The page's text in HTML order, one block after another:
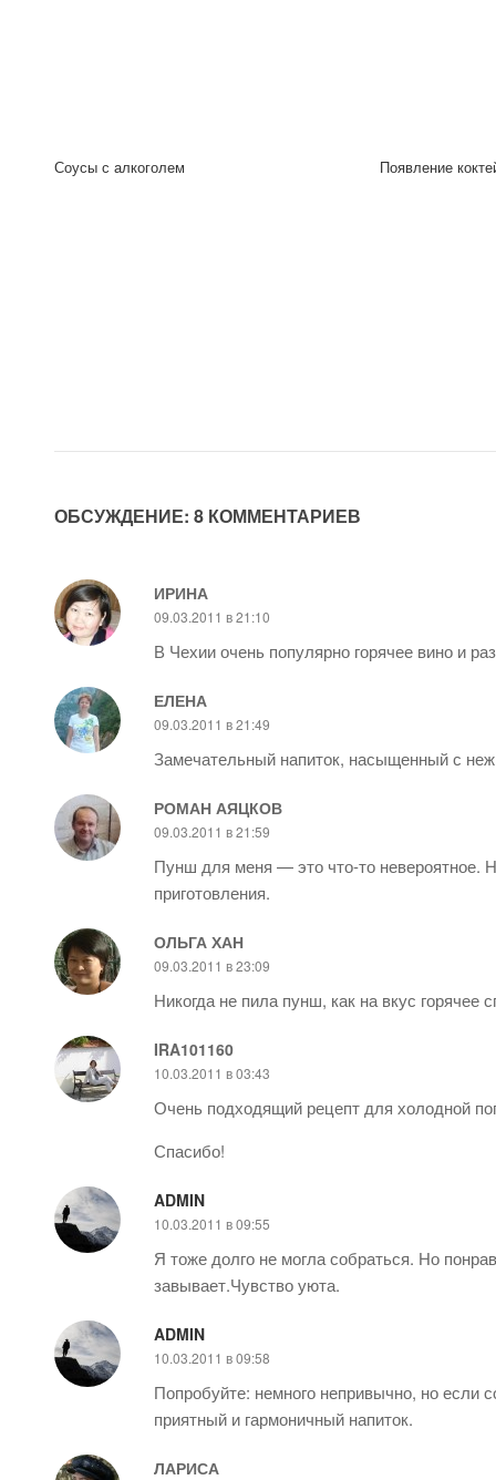
Соусы с алкоголем Появление
ОБСУЖДЕНИЕ: 8 КОММЕНТАРИЕВ
ИРИНА
09.03.2011 в 21:10
В Чехии очень популярно горячее вино и
ЕЛЕНА
09.03.2011 в 21:49
Замечательный напиток, насыщенный с
РОМАН АЯЦКОВ
09.03.2011 в 21:59
Пунш для меня — это что-то невероятное.
приготовления.
ОЛЬГА ХАН
09.03.2011 в 23:09
Никогда не пила пунш, как на вкус горячее
IRA101160
10.03.2011 в 03:43
Очень подходящий рецепт для холодной
Спасибо!
ADMIN
10.03.2011 в 09:55
Я тоже долго не могла собраться. Но
завывает.Чувство уюта.
ADMIN
10.03.2011 в 09:58
Попробуйте: немного непривычно, но
приятный и гармоничный напиток.
ЛАРИСА